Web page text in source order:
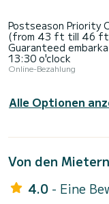
Postseason Priority
(from 43 ft till 46
Guaranteed
13:30 o'clock
Online-Bezahlung
Alle Optionen
Von den
4.0 - Eine